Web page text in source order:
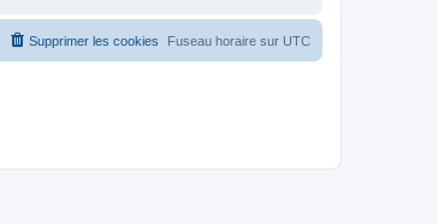
Fuseau horaire sur UTC
Supprimer les cookies